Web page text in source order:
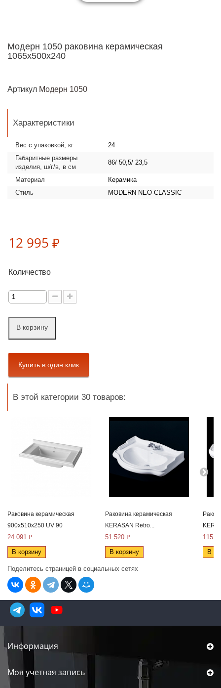
Модерн 1050 раковина керамическая
1065х500х240
Артикул Модерн 1050
Характеристики
Вес с упаковкой, кг
24
Габаритные размеры
изделия, ш/г/в, в см
86/ 50,5/ 23,5
Материал
Керамика
Стиль
MODERN NEO-CLASSIC
12 995 ₽
Количество
В корзину
В этой категории 30 товаров:
Раковина керамическая
900x510x250 UV 90
24 091 ₽
В корзину
Раковина керамическая
KERASAN Retro...
51 520 ₽
В корзину
115
В
Поделитесь страницей в социальных сетях
Информация
Моя учетная запись